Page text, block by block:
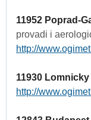
11952 Poprad-
provadi i
http://
11930
http://